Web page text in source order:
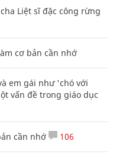
Liệt sĩ đặc công rừng
cơ bản cần nhớ
em gái như 'chó với
vấn đề trong giáo dục
cần nhớ 106